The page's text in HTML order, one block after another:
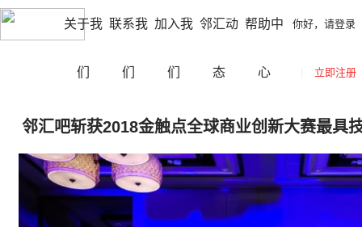
切换城市 网站导航
立即注册
你好，请登录
关于我
们
联系我
们
加入我
们
邻汇动
态
帮助中
心
你好，请登录
立即注册
邻汇吧斩获2018金触点全球商业创新大赛最具